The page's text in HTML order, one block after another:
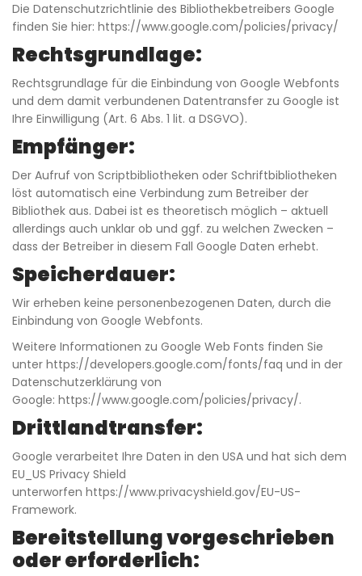
Die Datenschutzrichtlinie des Bibliothekbetreibers Google
finden Sie hier: https://www.google.com/policies/privacy/
Rechtsgrundlage:
Rechtsgrundlage für die Einbindung von Google Webfonts
und dem damit verbundenen Datentransfer zu Google ist
Ihre Einwilligung (Art. 6 Abs. 1 lit. a DSGVO).
Empfänger:
Der Aufruf von Scriptbibliotheken oder Schriftbibliotheken
löst automatisch eine Verbindung zum Betreiber der
Bibliothek aus. Dabei ist es theoretisch möglich – aktuell
allerdings auch unklar ob und ggf. zu welchen Zwecken –
dass der Betreiber in diesem Fall Google Daten erhebt.
Speicherdauer:
Wir erheben keine personenbezogenen Daten, durch die
Einbindung von Google Webfonts.
Weitere Informationen zu Google Web Fonts finden Sie
unter https://developers.google.com/fonts/faq und in der
Datenschutzerklärung von
Google: https://www.google.com/policies/privacy/.
Drittlandtransfer:
Google verarbeitet Ihre Daten in den USA und hat sich dem
EU_US Privacy Shield
unterworfen https://www.privacyshield.gov/EU-US-
Framework.
Bereitstellung vorgeschrieben
oder erforderlich: